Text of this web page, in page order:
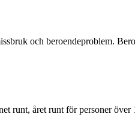
och beroendeproblem.
runt, året runt för personer